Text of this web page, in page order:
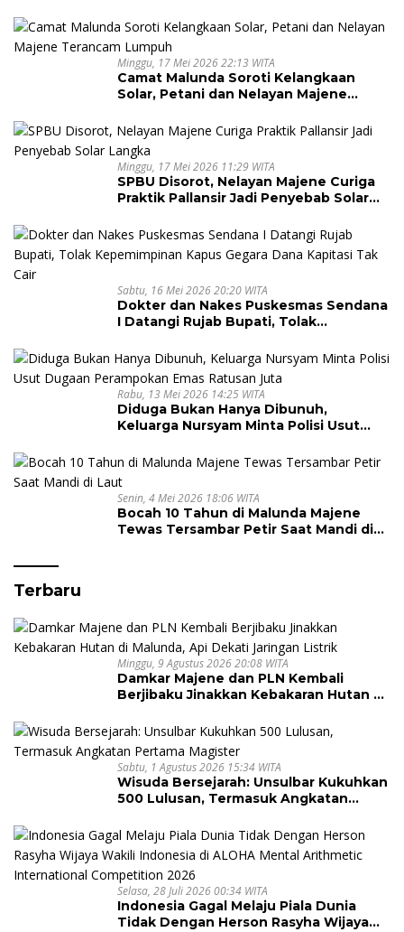
Minggu, 17 Mei 2026 22:13 WITA
Camat Malunda Soroti Kelangkaan
Solar, Petani dan Nelayan Majene
Minggu, 17 Mei 2026 11:29 WITA
SPBU Disorot, Nelayan Majene Curiga
Praktik Pallansir Jadi Penyebab Solar
Sabtu, 16 Mei 2026 20:20 WITA
Dokter dan Nakes Puskesmas Sendana
I Datangi Rujab Bupati, Tolak
Kapitasi Tak Cair
Rabu, 13 Mei 2026 14:25 WITA
Diduga Bukan Hanya Dibunuh,
Keluarga Nursyam Minta Polisi Usut
Juta
Senin, 4 Mei 2026 18:06 WITA
Bocah 10 Tahun di Malunda Majene
Tewas Tersambar Petir Saat Mandi di
Terbaru
Minggu, 9 Agustus 2026 20:08 WITA
Damkar Majene dan PLN Kembali
Berjibaku Jinakkan Kebakaran Hutan di
Sabtu, 1 Agustus 2026 15:34 WITA
Wisuda Bersejarah: Unsulbar Kukuhkan
500 Lulusan, Termasuk Angkatan
Selasa, 28 Juli 2026 00:34 WITA
Indonesia Gagal Melaju Piala Dunia
Tidak Dengan Herson Rasyha Wijaya